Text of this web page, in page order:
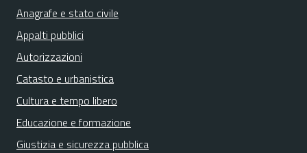
Anagrafe e stato civile
Appalti pubblici
Autorizzazioni
Catasto e urbanistica
Cultura e tempo libero
Educazione e formazione
Giustizia e sicurezza pubblica